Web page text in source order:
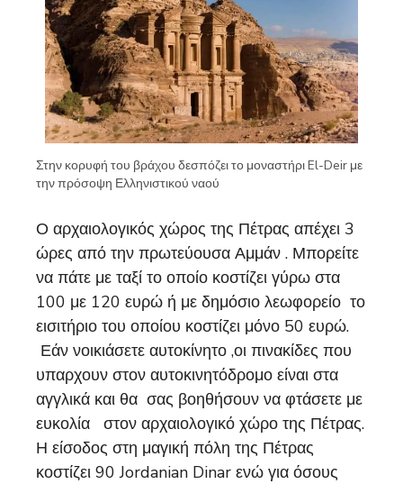
Στην κορυφή του βράχου δεσπόζει το μοναστήρι El-Deir με
την πρόσοψη Ελληνιστικού ναού
Ο αρχαιολογικός χώρος της Πέτρας απέχει 3
ώρες από την πρωτεύουσα Αμμάν . Μπορείτε
να πάτε με ταξί το οποίο κοστίζει γύρω στα
100 με 120 ευρώ ή με δημόσιο λεωφορείο το
εισιτήριο του οποίου κοστίζει μόνο 50 ευρώ.
Εάν νοικιάσετε αυτοκίνητο ,οι πινακίδες που
υπαρχουν στον αυτοκινητόδρομο είναι στα
αγγλικά και θα σας βοηθήσουν να φτάσετε με
ευκολία στον αρχαιολογικό χώρο της Πέτρας.
Η είσοδος στη μαγική πόλη της Πέτρας
κοστίζει 90 Jordanian Dinar ενώ για όσους